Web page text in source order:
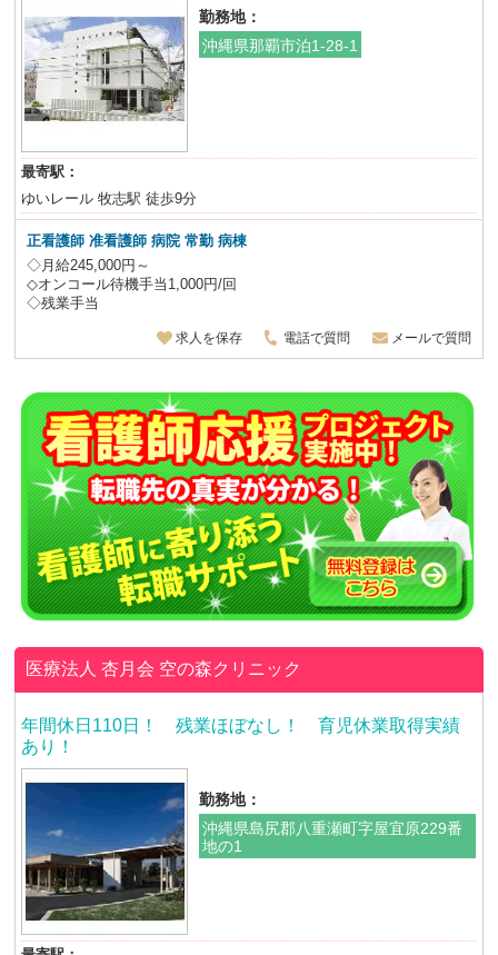
勤務地：
沖縄県那覇市泊1-28-1
最寄駅：
ゆいレール 牧志駅 徒歩9分
正看護師 准看護師 病院 常勤 病棟
◇月給245,000円～
◇オンコール待機手当1,000円/回
◇残業手当
求人を保存 電話で質問 メールで質問
医療法人 杏月会 空の森クリニック
年間休日110日！ 残業ほぼなし！ 育児休業取得実績
あり！
勤務地：
沖縄県島尻郡八重瀬町字屋宜原229番
地の1